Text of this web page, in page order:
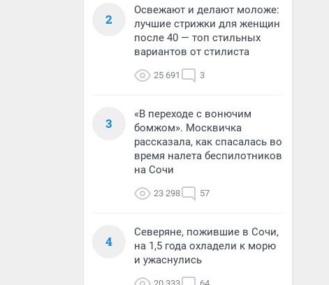
2
Освежают и делают моложе:
лучшие стрижки для женщин
после 40 — топ стильных
вариантов от стилиста
25 691 3
3
«В переходе с вонючим
бомжом». Москвичка
рассказала, как спасалась во
время налета беспилотников
на Сочи
23 298 57
4
Северяне, пожившие в Сочи,
на 1,5 года охладели к морю
и ужаснулись